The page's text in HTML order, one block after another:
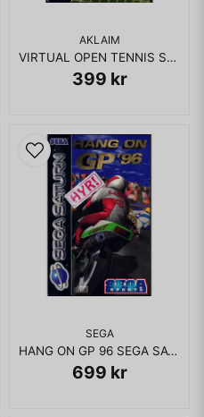
AKLAIM
VIRTUAL OPEN TENNIS SEGA SATURN RENTAL
399 kr
SEGA
HANG ON GP 96 SEGA SATURN RENTAL
699 kr